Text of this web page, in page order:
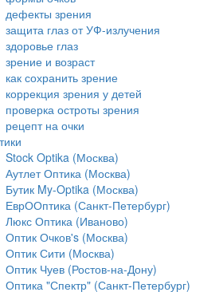
дефекты зрения
защита глаз от УФ-излучения
здоровье глаз
зрение и возраст
как сохранить зрение
коррекция зрения у детей
проверка остроты зрения
рецепт на очки
Stock Optika (Москва)
Аутлет Оптика (Москва)
Бутик My-Optika (Москва)
ЕврООптика (Санкт-Петербург)
Люкс Оптика (Иваново)
Оптик Очков's (Москва)
Оптик Сити (Москва)
Оптик Чуев (Ростов-на-Дону)
Оптика "Спектр" (Санкт-Петербург)